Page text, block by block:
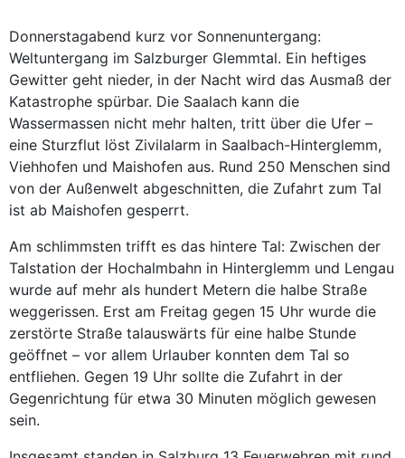
Donnerstagabend kurz vor Sonnenuntergang:
Weltuntergang im Salzburger Glemmtal. Ein heftiges
Gewitter geht nieder, in der Nacht wird das Ausmaß der
Katastrophe spürbar. Die Saalach kann die
Wassermassen nicht mehr halten, tritt über die Ufer –
eine Sturzflut löst Zivilalarm in Saalbach-Hinterglemm,
Viehhofen und Maishofen aus. Rund 250 Menschen sind
von der Außenwelt abgeschnitten, die Zufahrt zum Tal
ist ab Maishofen gesperrt.
Am schlimmsten trifft es das hintere Tal: Zwischen der
Talstation der Hochalmbahn in Hinterglemm und Lengau
wurde auf mehr als hundert Metern die halbe Straße
weggerissen. Erst am Freitag gegen 15 Uhr wurde die
zerstörte Straße talauswärts für eine halbe Stunde
geöffnet – vor allem Urlauber konnten dem Tal so
entfliehen. Gegen 19 Uhr sollte die Zufahrt in der
Gegenrichtung für etwa 30 Minuten möglich gewesen
sein.